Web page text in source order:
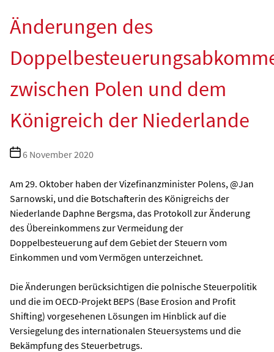
Änderungen des
zwischen Polen und dem
Königreich der Niederlande
Beitragsdatum
6 November 2020
Am 29. Oktober haben der Vizefinanzminister Polens, @Jan
Sarnowski, und die Botschafterin des Königreichs der
Niederlande Daphne Bergsma, das Protokoll zur Änderung
des Übereinkommens zur Vermeidung der
Doppelbesteuerung auf dem Gebiet der Steuern vom
Einkommen und vom Vermögen unterzeichnet.
Die Änderungen berücksichtigen die polnische Steuerpolitik
und die im OECD-Projekt BEPS (Base Erosion and Profit
Shifting) vorgesehenen Lösungen im Hinblick auf die
Versiegelung des internationalen Steuersystems und die
Bekämpfung des Steuerbetrugs.